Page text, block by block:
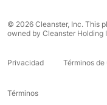
© 2026 Cleanster, Inc. This
owned by Cleanster Holding
Privacidad Términos
Términos